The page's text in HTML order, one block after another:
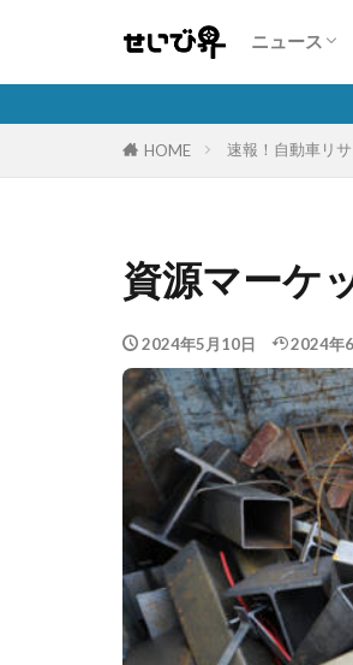
ニュース
HOME 速報！自動車リ
資源マーケ
2024年5月10日 2024年